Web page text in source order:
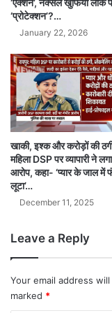
‘एक्शन’, नक्सल खुफिया लीक
‘प्रोटेक्शन’?…
January 22, 2026
खाकी, इश्क और करोड़ों की
महिला DSP पर व्यापारी ने
आरोप, कहा- ‘प्यार के जाल में
लूटा’…
December 11, 2025
Leave a Reply
Your email address
marked *